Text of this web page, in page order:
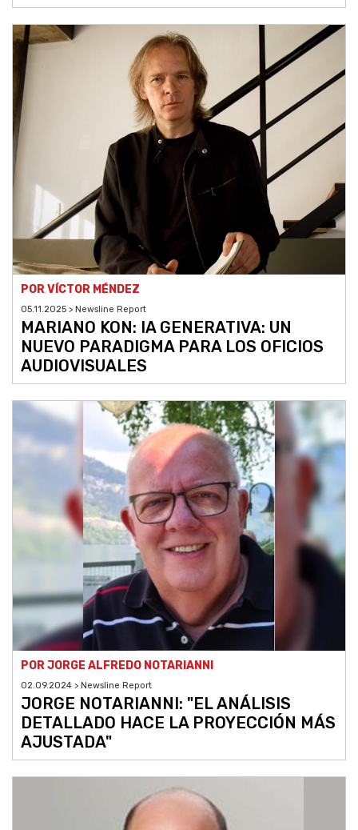
POR VÍCTOR MÉNDEZ
05.11.2025 > Newsline Report
MARIANO KON: IA GENERATIVA: UN
NUEVO PARADIGMA PARA LOS OFICIOS
AUDIOVISUALES
POR JORGE ALFREDO NOTARIANNI
02.09.2024 > Newsline Report
JORGE NOTARIANNI: "EL ANÁLISIS
DETALLADO HACE LA PROYECCIÓN MÁS
AJUSTADA"